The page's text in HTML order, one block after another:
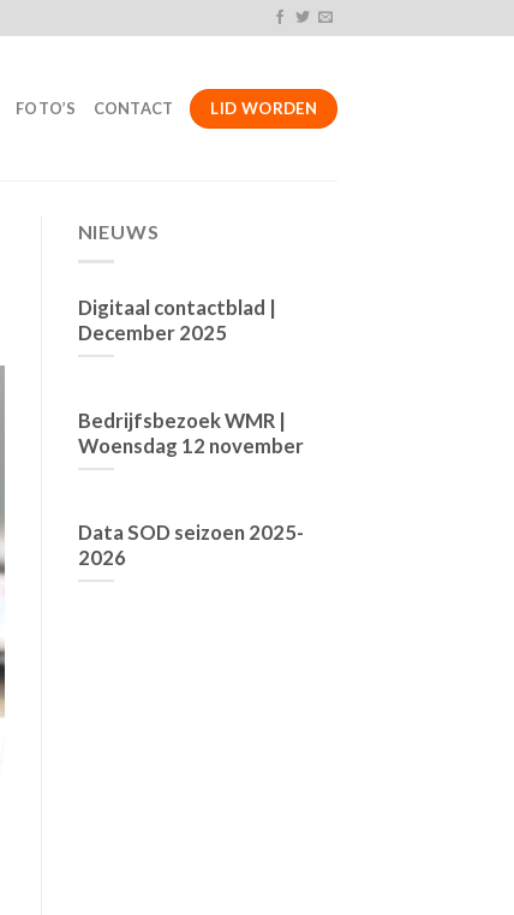
FOTO’S CONTACT LID WORDEN
NIEUWS
Digitaal contactblad |
December 2025
Bedrijfsbezoek WMR |
Woensdag 12 november
Data SOD seizoen 2025-
2026